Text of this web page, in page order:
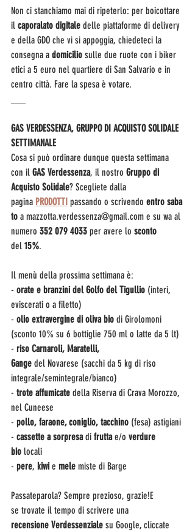
Non ci stanchiamo mai di ripeterlo: per boicottare
il caporalato digitale delle piattaforme di delivery
e della GDO che vi si appoggia, chiedeteci la
consegna a domicilio sulle due ruote con i biker
etici a 5 euro nel quartiere di San Salvario e in
centro città. Fare la spesa è votare.
GAS VERDESSENZA, GRUPPO DI ACQUISTO SOLIDALE
SETTIMANALE
Cosa si può ordinare dunque questa settimana
con il GAS Verdessenza, il nostro Gruppo di
Acquisto Solidale? Scegliete dalla
pagina PRODOTTI passando o scrivendo entro saba
to a mazzotta.verdessenza@gmail.com e su wa al
numero 352 079 4033 per avere lo sconto
del 15%.
Il menù della prossima settimana è:
- orate e branzini del Golfo del Tigullio (interi,
eviscerati o a filetto)
- olio extravergine di oliva bio di Girolomoni
(sconto 10% su 6 bottiglie 750 ml o latte da 5 lt)
- riso Carnaroli, Maratelli,
Gange del Novarese (sacchi da 5 kg di riso
integrale/semintegrale/bianco)
- trote affumicate della Riserva di Crava Morozzo,
nel Cuneese
- pollo, faraone, coniglio, tacchino (fesa) astigiani
- cassette a sorpresa di frutta e/o verdure
bio locali
- pere, kiwi e mele miste di Barge
Passateparola? Sempre prezioso, grazie!E
se trovate il tempo di scrivere una
recensione Verdessenziale su Google, cliccate